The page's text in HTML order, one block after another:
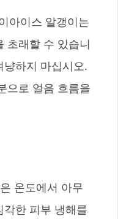
아이스 알갱이는
초래할 수 있습니
냥하지 마십시오.
으로 얼음 흐름을
온도에서 아무
각한 피부 냉해를